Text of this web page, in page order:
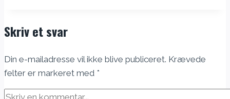
Skriv et svar
Din e-mailadresse vil ikke blive publiceret. Krævede
felter er markeret med *